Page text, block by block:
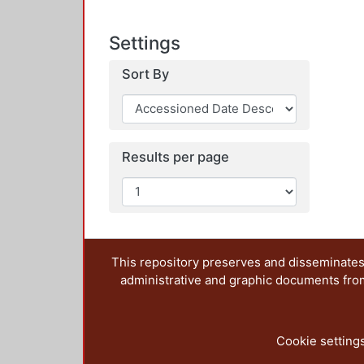
Settings
Sort By
Results per page
This repository preserves and
administrative and graphic documents
Cookie